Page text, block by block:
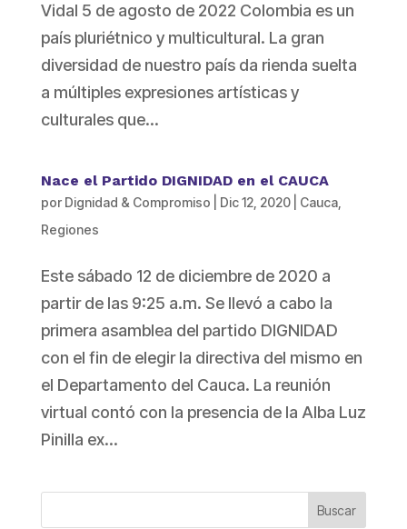
Vidal 5 de agosto de 2022 Colombia es un
país pluriétnico y multicultural. La gran
diversidad de nuestro país da rienda suelta
a múltiples expresiones artísticas y
culturales que...
Nace el Partido DIGNIDAD en el CAUCA
por Dignidad & Compromiso Dic 12, 2020| Cauca,
Regiones
Este sábado 12 de diciembre de 2020 a
partir de las 9:25 a.m. Se llevó a cabo la
primera asamblea del partido DIGNIDAD
con el fin de elegir la directiva del mismo en
el Departamento del Cauca. La reunión
virtual contó con la presencia de la Alba Luz
Pinilla ex...
Buscar